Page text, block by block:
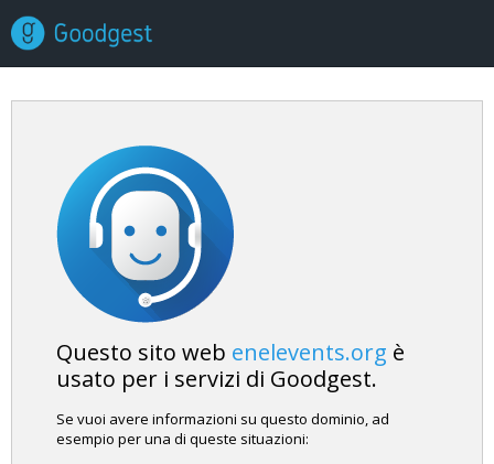
Questo sito web enelevents.org è
usato per i servizi di Goodgest.
Se vuoi avere informazioni su questo dominio, ad
esempio per una di queste situazioni: